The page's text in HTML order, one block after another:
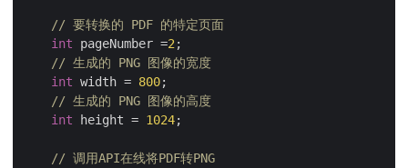
// 要转换的 PDF 的特定页面
int pageNumber =2 ;
// 生成的 PNG 图像的宽度
int width = 800;
// 生成的 PNG 图像的高度
int height = 1024;
// 调用API在线将PDF转PNG